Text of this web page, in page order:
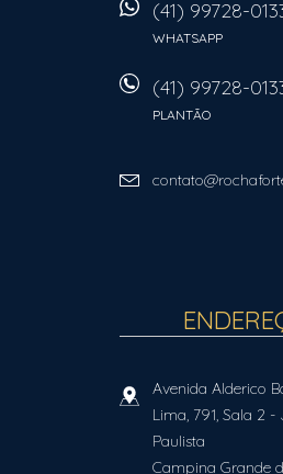
(41) 99728-
WHATSAPP
(41) 99728-
PLANTÃO
Avenida Alderico
Lima, 791, Sala 2 -
Paulista
Campina Grande